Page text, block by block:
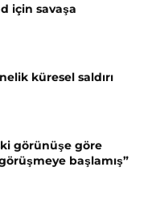
için savaşa
küresel saldırı
görünüşe göre
başlamış”